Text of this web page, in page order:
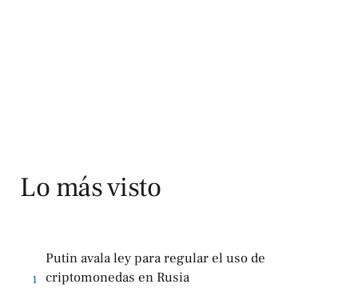
Lo más visto
1
Putin avala ley para regular el uso de
criptomonedas en Rusia